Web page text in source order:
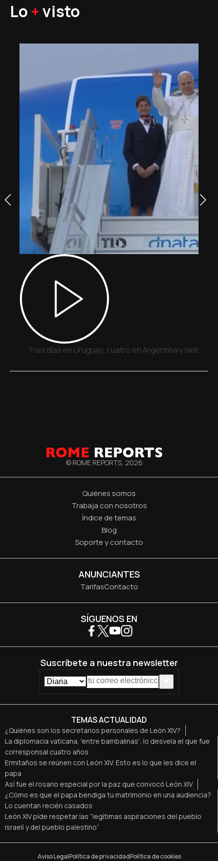
Lo +visto
Tres días en Uruguay, cuatro en Argentina y siete
© ROME REPORTS, 2026
Quiénes somos
Trabaja con nosotros
Índice de temas
Blog
Soporte y contacto
ANUNCIANTES
TarifasContacto
TEMAS ACTUALIDAD
¿Quiénes son los secretarios personales de León XIV?
La diplomacia vaticana, 'entre bambalinas': lo desvela el que fue
corresponsal cuatro años
Ermitaños se reúnen con León XIV. Esto es lo que les dice el
papa
Así fue el rosario especial por la paz que convocó León XIV
¿Cómo es que el papa bendiga tu matrimonio en una audiencia?
Lo cuentan recién casados
León XIV pide respetar las “legítimas aspiraciones del pueblo
israelí y del pueblo palestino”
SÍGUENOS EN
Suscríbete a nuestra newsletter
Aviso LegalPolítica de privacidadPolítica de cookies